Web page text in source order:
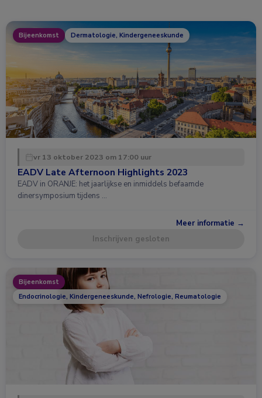
Bijeenkomst Dermatologie, Kindergeneeskunde
vr 13 oktober 2023 om 17:00 uur
EADV Late Afternoon Highlights 2023
EADV in ORANJE: het jaarlijkse en inmiddels befaamde
dinersymposium tijdens …
Meer informatie →
Inschrijven gesloten
Bijeenkomst
Endocrinologie, Kindergeneeskunde, Nefrologie, Reumatologie